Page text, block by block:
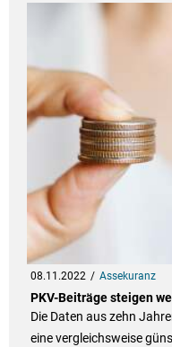
08.11.2022 Assekuranz
PKV-Beiträge steigen
Die Daten aus zehn
eine vergleichsweise